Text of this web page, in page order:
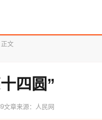
文
四圆”
文章来源：人民网